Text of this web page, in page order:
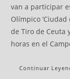
van a participar
Olímpico
de Tiro de Ceuta
horas en el
Continuar